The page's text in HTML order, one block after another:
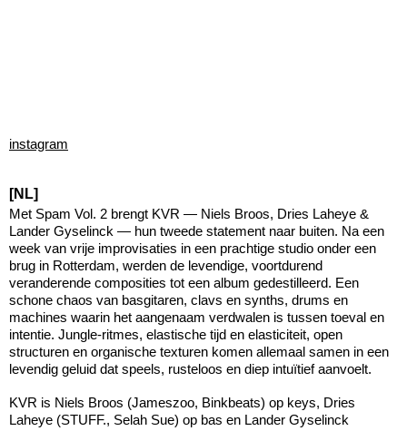
instagram
[NL]
Met Spam Vol. 2 brengt KVR — Niels Broos, Dries Laheye &
Lander Gyselinck — hun tweede statement naar buiten. Na een
week van vrije improvisaties in een prachtige studio onder een
brug in Rotterdam, werden de levendige, voortdurend
veranderende composities tot een album gedestilleerd. Een
schone chaos van basgitaren, clavs en synths, drums en
machines waarin het aangenaam verdwalen is tussen toeval en
intentie. Jungle-ritmes, elastische tijd en elasticiteit, open
structuren en organische texturen komen allemaal samen in een
levendig geluid dat speels, rusteloos en diep intuïtief aanvoelt.
KVR is Niels Broos (Jameszoo, Binkbeats) op keys, Dries
Laheye (STUFF., Selah Sue) op bas en Lander Gyselinck